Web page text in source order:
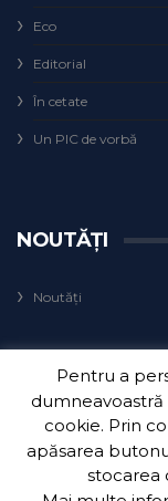
Eco
Editorial
În cetate
Un PIC de vorbă
NOUTĂȚI
Noutăți
Copyright 2018
Pentru a
cookie. Prin
apăsarea
stocarea